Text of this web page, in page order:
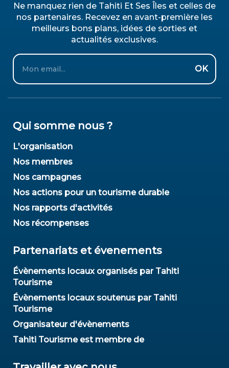
Ne manquez rien de Tahiti Et Ses Îles et celles de
nos partenaires. Recevez en avant-première les
meilleurs bons plans, idées de sorties et
actualités exclusives.
Email
OK
Qui somme nous ?
L'organisation
Nos membres
Nos campagnes
Nos actions pour un tourisme durable
Nos rapports d'activités
Nos récompenses
Partenariats et évenements
Évènements locaux organisés par Tahiti
Tourisme
Évènements locaux soutenus par Tahiti
Tourisme
Organisateur d'évènements
Tahiti Tourisme est membre de